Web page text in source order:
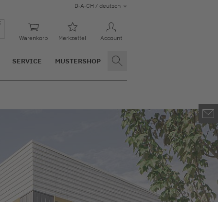
D-A-CH / deutsch
Warenkorb Merkzettel Account
SERVICE MUSTERSHOP